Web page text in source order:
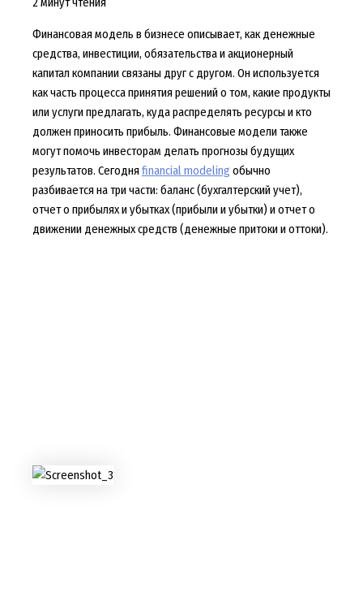
Финансовая модель в бизнесе описывает, как денежные
средства, инвестиции, обязательства и акционерный
капитал компании связаны друг с другом. Он используется
как часть процесса принятия решений о том, какие продукты
или услуги предлагать, куда распределять ресурсы и кто
должен приносить прибыль. Финансовые модели также
могут помочь инвесторам делать прогнозы будущих
результатов. Сегодняfinancial modeling обычно
разбивается на три части: баланс (бухгалтерский учет),
отчет о прибылях и убытках (прибыли и убытки) и отчет о
движении денежных средств (денежные притоки и оттоки).